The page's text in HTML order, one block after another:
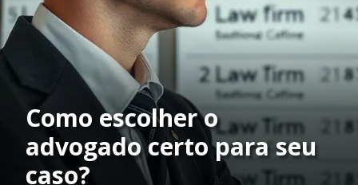
Como escolher o
advogado certo para seu
caso?